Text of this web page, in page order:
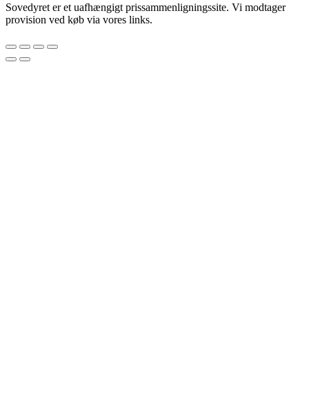
Sovedyret er et uafhængigt prissammenligningssite. Vi modtager
provision ved køb via vores links.